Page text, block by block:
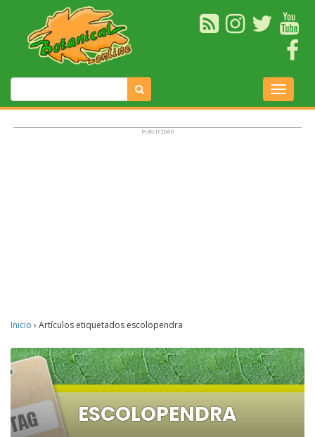
Inicio › Artículos etiquetados escolopendra
ESCOLOPENDRA